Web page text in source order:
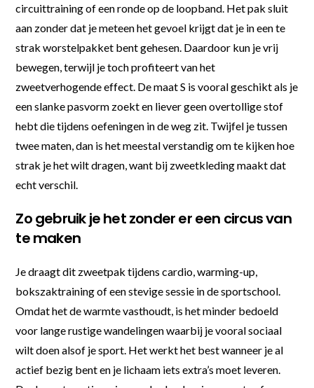
circuittraining of een ronde op de loopband. Het pak sluit
aan zonder dat je meteen het gevoel krijgt dat je in een te
strak worstelpakket bent gehesen. Daardoor kun je vrij
bewegen, terwijl je toch profiteert van het
zweetverhogende effect. De maat S is vooral geschikt als je
een slanke pasvorm zoekt en liever geen overtollige stof
hebt die tijdens oefeningen in de weg zit. Twijfel je tussen
twee maten, dan is het meestal verstandig om te kijken hoe
strak je het wilt dragen, want bij zweetkleding maakt dat
echt verschil.
Zo gebruik je het zonder er een circus van
te maken
Je draagt dit zweetpak tijdens cardio, warming-up,
bokszaktraining of een stevige sessie in de sportschool.
Omdat het de warmte vasthoudt, is het minder bedoeld
voor lange rustige wandelingen waarbij je vooral sociaal
wilt doen alsof je sport. Het werkt het best wanneer je al
actief bezig bent en je lichaam iets extra’s moet leveren.